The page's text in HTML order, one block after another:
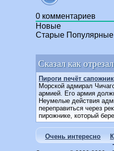
0 комментариев
Новые
Старые Популярные
Сказал как
Пироги печёт сапожник
Морской адмирал
армией. Его армия
Неумелые действия
переправиться через
пирожнике, который
Очень интересно